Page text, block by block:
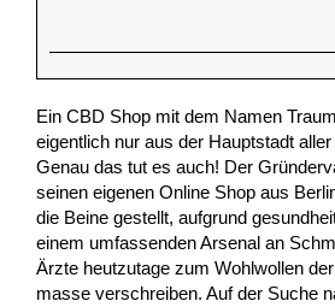
Ein CBD Shop mit dem Namen
eigentlich nur aus der Hauptstadt
Genau das tut es auch! Der
seinen eigenen Online Shop aus
die Beine gestellt, aufgrund
einem umfassenden Arsenal an
Ärzte heutzutage zum Wohlwollen
masse verschreiben. Auf der Suche